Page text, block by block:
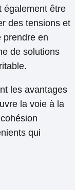
également être
des tensions et
prendre en
de solutions
les avantages
la voie à la
qui